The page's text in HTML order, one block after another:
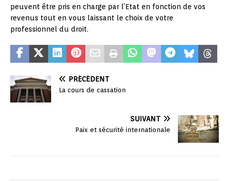
peuvent être pris en charge par l’Etat en fonction de vos
revenus tout en vous laissant le choix de votre
professionnel du droit.
PRÉCÉDENT
La cours de cassation
SUIVANT
Paix et sécurité internationale